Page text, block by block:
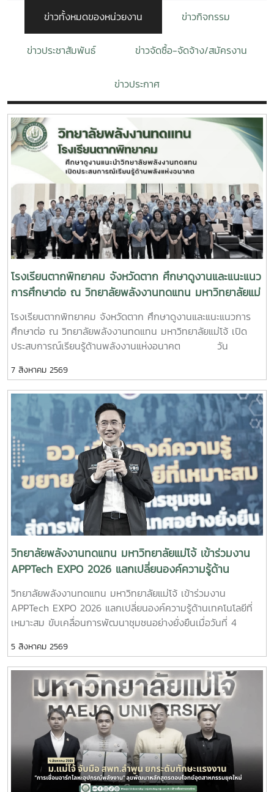
ข่าวทั้งหมดของหน่วยงาน ข่าวกิจกรรม
ข่าวประชาสัมพันธ์ ข่าวจัดซื้อ-จัดจ้าง/สมัครงาน
ข่าวประกาศ
โรงเรียนตากพิทยาคม จังหวัดตาก ศึกษาดูงานและแนะแนว
การศึกษาต่อ ณ วิทยาลัยพลังงานทดแทน มหาวิทยาลัยแม่
โจ้ เปิดประสบการณ์เรียนรู้ด้านพลังงานแห่งอนาคต
โรงเรียนตากพิทยาคม จังหวัดตาก ศึกษาดูงานและแนะแนวการ
ศึกษาต่อ ณ วิทยาลัยพลังงานทดแทน มหาวิทยาลัยแม่โจ้ เปิด
ประสบการณ์เรียนรู้ด้านพลังงานแห่งอนาคต วัน
มหาวิทยาลัยแม่โจ้ ให้การต้อนรับคณะครูและนักเรียนจาก โรงเรียน
ตากพิทยาคม จังหวัดตาก ในโอกาสเข้าศึกษาดูงานและแนะแนว
ทางการศึกษาต่อระดับอุดมศึกษา พร้อมเยี่ยมชมการจัดการเรียน
การสอนและห้องปฏิบัติการของวิทยาลัย เพื่อเปิดโลกทัศน์ สร้าง
แรงบันดาลใจ และส่งเสริมการวางแผนศึกษาต่อด้านพลังงาน
ทดแทนและนวัตกรรมพลังงานในการนี้ ผู้บริหาร คณาจารย์ และ
บุคลากรของวิทยาลัยพลังงานทดแทน ให้การต้อนรับอย่างอบอุ่น
พร้อมแนะนำข้อมูลเกี่ยวกับหลักสูตร การจัดการเรียนการสอน
การฝึกปฏิบัติในห้องปฏิบัติการ การเรียนรู้ผ่านงานวิจัยและ
นวัตกรรม ตลอดจนแนวโน้มและโอกาสในการประกอบอาชีพด้าน
พลังงานทดแทน ซึ่งเป็นหนึ่งในอุตสาหกรรมสำคัญของประเทศใน
อนาคต คณะครูและนักเรียนยังได้เยี่ยมชมห้องปฏิบัติการ
และศูนย์การเรียนรู้ด้านพลังงานของวิทยาลัย เพื่อสัมผัส
บรรยากาศการเรียนรู้จากสถานที่จริงและเห็นการประยุกต์ใช้องค์
ความรู้ด้านวิศวกรรมพลังงานและเทคโนโลยีพลังงานสะอาดอย่าง
เป็นรูปธรรม โอกาสนี้ วิทยาลัยพลังงานทดแทนได้
ประชาสัมพันธ์ หลักสูตรวิศวกรรมศาสตรบัณฑิต สาขาวิชา
วิศวกรรมพลังงาน (หลักสูตร 4 ปี) พร้อมแนะนำแนวทางการ
เรียน การฝึกปฏิบัติ และเส้นทางอาชีพ เพื่อให้นักเรียนได้รับข้อมูล
ที่ครบถ้วนสำหรับการวางแผนศึกษาต่อในระดับอุดมศึกษา
บรรยากาศการศึกษาดูงานเป็นไปอย่างอบอุ่นและเป็นกันเอง
นักเรียนให้ความสนใจรับฟังข้อมูล ซักถาม แลกเปลี่ยนความคิด
เห็นกับคณาจารย์ และเยี่ยมชมเครื่องมือด้านพลังงานอย่างใกล้ชิด
ซึ่งช่วยสร้างแรงบันดาลใจและเปิดมุมมองใหม่ในการเลือกเส้น
ทางการศึกษาต่อ วิทยาลัยพลังงานทดแทน มหาวิทยาลัย
แม่โจ้ มุ่งมั่นเป็นแหล่งเรียนรู้ด้านพลังงานสะอาดและนวัตกรรม
พร้อมพัฒนากำลังคนที่มีคุณภาพ เพื่อร่วมขับเคลื่อนการพัฒนา
พลังงานของประเทศและสร้างสังคมที่ยั่งยืนในอนาคต
7 สิงหาคม 2569
วิทยาลัยพลังงานทดแทน มหาวิทยาลัยแม่โจ้ เข้าร่วมงาน
APPTech EXPO 2026 แลกเปลี่ยนองค์ความรู้ด้าน
เทคโนโลยีที่เหมาะสม ขับเคลื่อนการพัฒนาชุมชนอย่าง
ยั่งยืน
วิทยาลัยพลังงานทดแทน มหาวิทยาลัยแม่โจ้ เข้าร่วมงาน
APPTech EXPO 2026 แลกเปลี่ยนองค์ความรู้ด้านเทคโนโลยีที่
เหมาะสม ขับเคลื่อนการพัฒนาชุมชนอย่างยั่งยืนเมื่อวันที่ 4
ช่วยศาสตราจารย์ ดร.ภคมน ปินตานา อาจารย์ประจำวิทยาลัย
พลังงานทดแทน มหาวิทยาลัยแม่โจ้ เข้าร่วมการประชุม APPTech
EXPO 2026 : พลังเทคโนโลยีที่เหมาะสม เพื่อการพัฒนาชุมชน
พื้นที่ “สร้างนวัตกรชุมชน ขับเคลื่อนเศรษฐกิจฐานรากอย่าง
ยั่งยืน” ณ โรงแรมเซ็นทารา แกรนด์ แอท เซ็นทรัลพลาซา
ลาดพร้าว กรุงเทพมหานครภายในงานมีการนำเสนอแนวคิดและ
แนวทางการขับเคลื่อน Appropriate Technology (AppTech)
เพื่อยกระดับเศรษฐกิจฐานราก โดยมุ่งเชื่อมโยงองค์ความรู้จาก
สถาบันการศึกษาสู่การใช้ประโยชน์ในชุมชน ผ่านการพัฒนา
เทคโนโลยีที่เหมาะสม การสร้างนวัตกรชุมชน และการพัฒนา
5 สิงหาคม 2569